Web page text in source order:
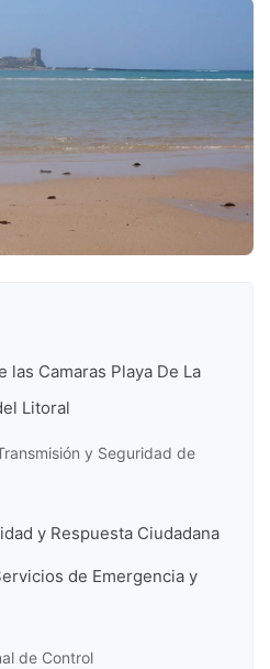
las Camaras Playa De La
Litoral
y Seguridad de
y Respuesta Ciudadana
de Emergencia y
de Control